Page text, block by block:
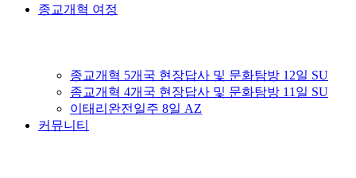
종교개혁 여정
종교개혁 5개국 현장답사 및 문화탐방 12일 SU
종교개혁 4개국 현장답사 및 문화탐방 11일 SU
이태리완전일주 8일 AZ
커뮤니티